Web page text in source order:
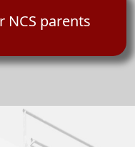
parents